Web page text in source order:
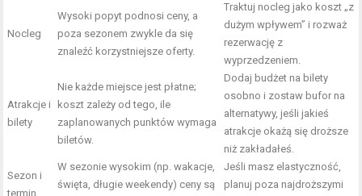
Nocleg
Wysoki popyt podnosi ceny, a
poza sezonem zwykle da się
znaleźć korzystniejsze oferty.
Traktuj nocleg jako koszt „z
dużym wpływem” i rozważ
rezerwację z
wyprzedzeniem.
Atrakcje i
bilety
Nie każde miejsce jest płatne;
koszt zależy od tego, ile
zaplanowanych punktów wymaga
biletów.
Dodaj budżet na bilety
osobno i zostaw bufor na
alternatywy, jeśli jakieś
atrakcje okażą się droższe
niż zakładałeś.
Sezon i
termin
W sezonie wysokim (np. wakacje,
święta, długie weekendy) ceny są
Jeśli masz elastyczność,
planuj poza najdroższymi